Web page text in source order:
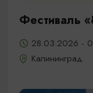
Фестиваль
28.03.2026 -
Калининград